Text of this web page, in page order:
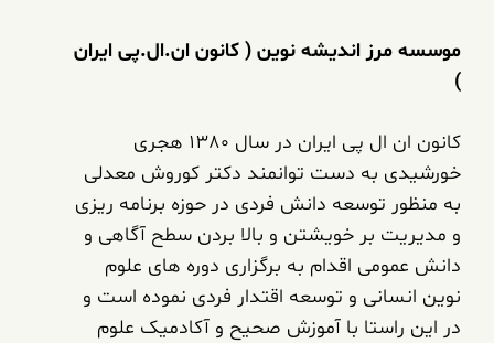
موسسه مرز اندیشه نوین ( کانون ان.ال.پی ایران
)
کانون ان ال پی ایران در سال 1380 هجری
خورشیدی به دست توانمند دکتر کوروش معدلی
به منظور توسعه دانش فردی در حوزه برنامه ریزی
و مدیریت بر خویشتن و بالا بردن سطح آگاهی و
دانش عمومی اقدام به برگزاری دوره های علوم
نوین انسانی و توسعه اقتدار فردی نموده است و
در این راستا با آموزش صحیح و آکادمیک علوم